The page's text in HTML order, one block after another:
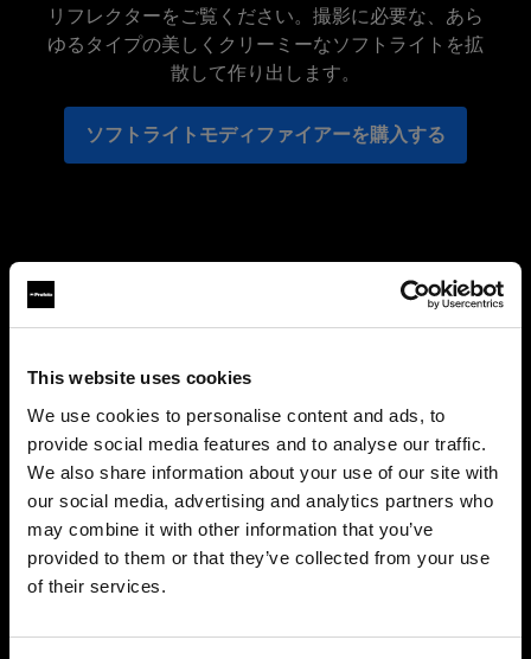
This website uses cookies
We use cookies to personalise content and ads, to
provide social media features and to analyse our traffic.
We also share information about your use of our site with
our social media, advertising and analytics partners who
may combine it with other information that you’ve
provided to them or that they’ve collected from your use
of their services.
地域を変更しますか？
リフレクターをご覧ください。撮影に必要な、あら
ゆるタイプの美しくクリーミーなソフトライトを拡
散して作り出します。
ソフトライトモディファイアーを購入する